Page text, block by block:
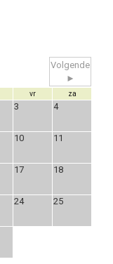
Volgende
►
vr za
3 4
10 11
17 18
24 25